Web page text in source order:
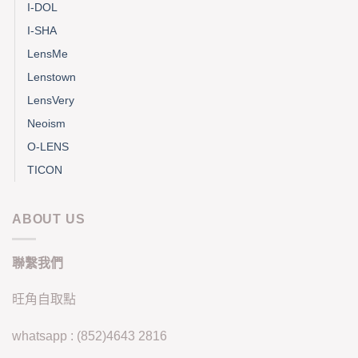
I-DOL
I-SHA
LensMe
Lenstown
LensVery
Neoism
O-LENS
TICON
ABOUT US
聯繫我們
旺角自取點
whatsapp : (852)4643 2816